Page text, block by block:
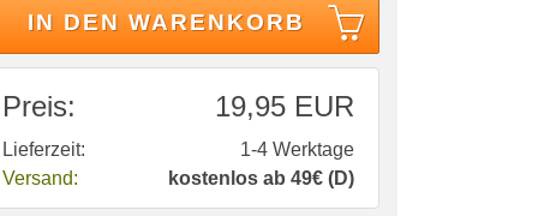
IN DEN WARENKORB
Preis: 19,95 EUR
Lieferzeit:
1-4 Werktage
Versand:
kostenlos ab 49€ (D)